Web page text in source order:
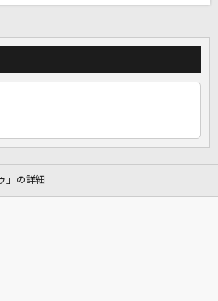
ケをもっと楽しもう！
」の詳細